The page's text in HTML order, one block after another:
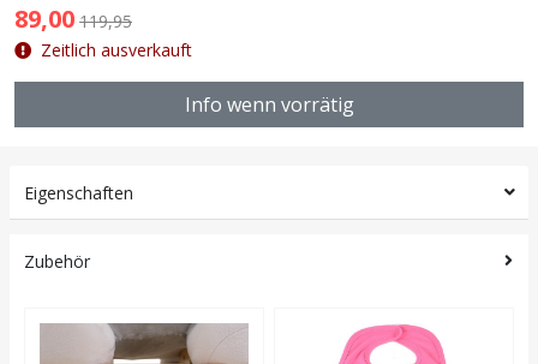
89,00 119,95
Zeitlich ausverkauft
Info wenn vorrätig
Eigenschaften
Zubehör